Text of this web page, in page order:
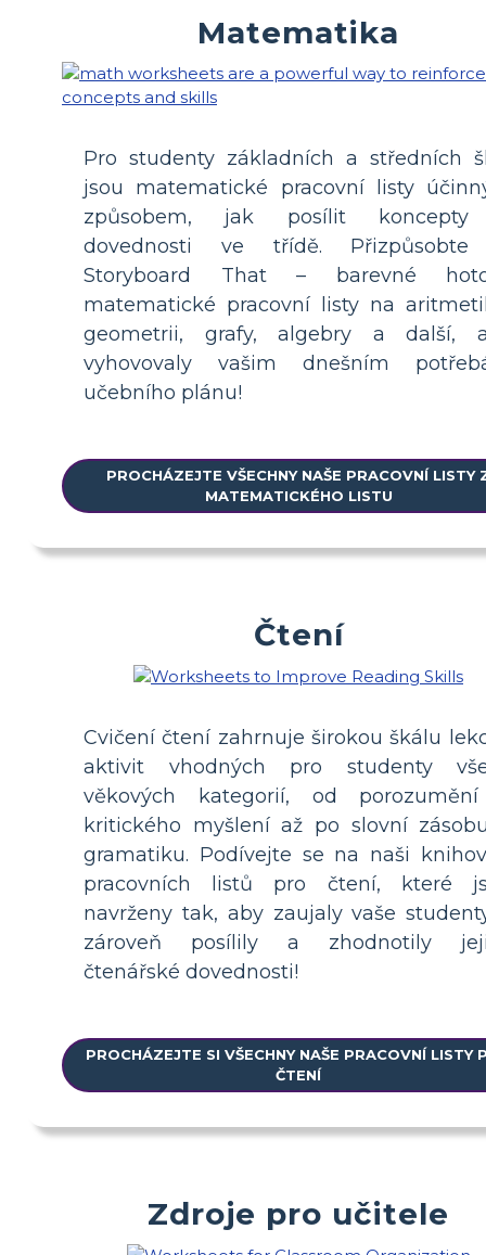
Matematika
Pro studenty základních a středních
jsou matematické pracovní listy
způsobem, jak posílit
dovednosti ve třídě.
Storyboard That – barevné
matematické pracovní listy na
geometrii, grafy, algebry a další,
vyhovovaly vašim dnešním
učebního plánu!
PROCHÁZEJTE VŠECHNY NAŠE PRACOVNÍ LISTY
MATEMATICKÉHO LISTU
Čtení
Cvičení čtení zahrnuje širokou škálu
aktivit vhodných pro studenty
věkových kategorií, od
kritického myšlení až po slovní
gramatiku. Podívejte se na naši
pracovních listů pro čtení, které
navrženy tak, aby zaujaly vaše
zároveň posílily a zhodnotily
čtenářské dovednosti!
PROCHÁZEJTE SI VŠECHNY NAŠE PRACOVNÍ LISTY
ČTENÍ
Zdroje pro učitele